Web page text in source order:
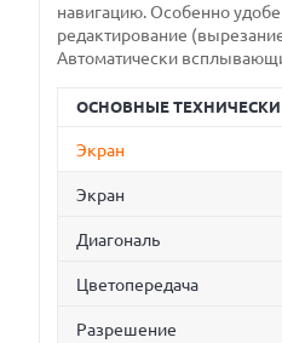
навигацию. Особенно
редактирование
Автоматически
ОСНОВНЫЕ
Экран
Экран
Диагональ
Цветопередача
Разрешение